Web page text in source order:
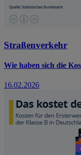
Straßenverkehr
Wie haben sich die
16.02.2026